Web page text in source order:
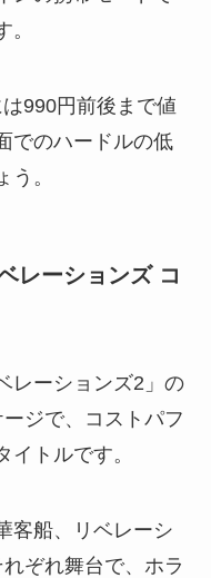
990円前後まで値
でのハードルの低
。
レーションズ コ
レーションズ2」の
ジで、コストパフ
イトルです。
客船、リベレーシ
ぞれ舞台で、ホラ